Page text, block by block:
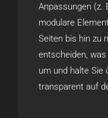
Anpassungen (z.
modulare
Seiten bis hin zu
entscheiden,
um und halte Sie
transparent auf